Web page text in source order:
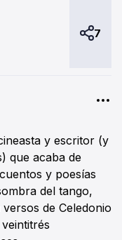
7
y escritor (y
que acaba de
y poesías
del tango,
de Celedonio